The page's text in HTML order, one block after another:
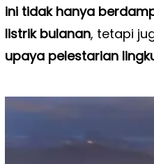
ini tidak hanya
listrik bulanan, tetapi
upaya pelestarian